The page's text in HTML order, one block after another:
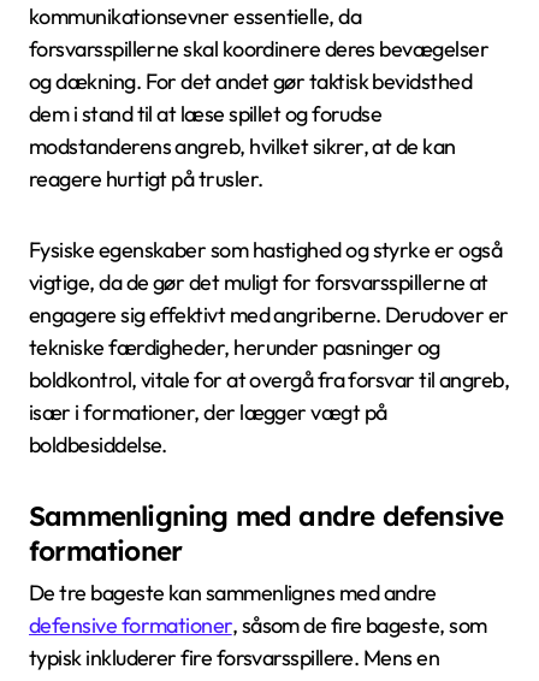
kommunikationsevner essentielle, da
forsvarsspillerne skal koordinere deres bevægelser
og dækning. For det andet gør taktisk bevidsthed
dem i stand til at læse spillet og forudse
modstanderens angreb, hvilket sikrer, at de kan
reagere hurtigt på trusler.
Fysiske egenskaber som hastighed og styrke er også
vigtige, da de gør det muligt for forsvarsspillerne at
engagere sig effektivt med angriberne. Derudover er
tekniske færdigheder, herunder pasninger og
boldkontrol, vitale for at overgå fra forsvar til angreb,
især i formationer, der lægger vægt på
boldbesiddelse.
Sammenligning med andre defensive
formationer
De tre bageste kan sammenlignes med andre
defensive formationer, såsom de fire bageste, som
typisk inkluderer fire forsvarsspillere. Mens en